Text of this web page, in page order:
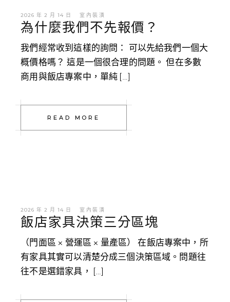
2026 年 2 月 14 日 室內裝潢
為什麼我們不先報價？
我們經常收到這樣的詢問： 可以先給我們一個大
概價格嗎？ 這是一個很合理的問題。 但在多數
商用與飯店專案中，單純 […]
READ MORE
2026 年 2 月 14 日 室內裝潢
飯店家具決策三分區塊
（門面區 × 營運區 × 量產區） 在飯店專案中，所
有家具其實可以清楚分成三個決策區域。問題往
往不是選錯家具， […]